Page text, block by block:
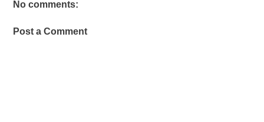
No comments:
Post a Comment